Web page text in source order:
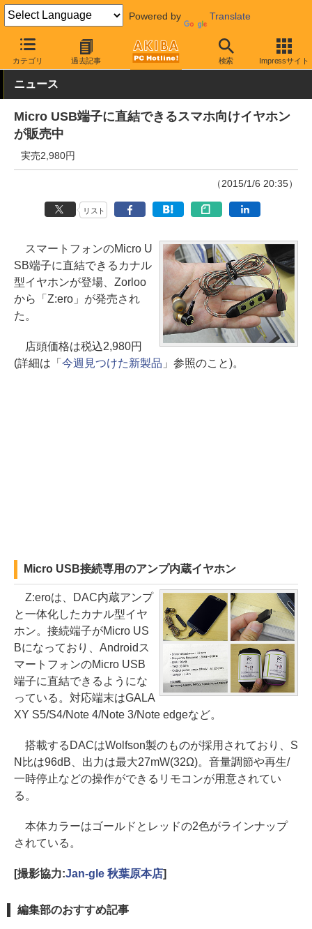
Powered by Translate
カテゴリ 過去記事 検索 Impressサイト
AKIBA PC Hotline! モバイル スマホアクセサリ その他
ニュース
Micro USB端子に直結できるスマホ向けイヤホン
が販売中
実売2,980円
（2015/1/6 20:35）
リスト
スマートフォンのMicro U
SB端子に直結できるカナル
型イヤホンが登場、Zorloo
から「Z:ero」が発売され
た。
店頭価格は税込2,980円
(詳細は「 今週見つけた新製品 」参照のこと)。
Micro USB接続専用のアンプ内蔵イヤホン
Z:eroは、DAC内蔵アンプ
と一体化したカナル型イヤ
ホン。接続端子がMicro US
Bになっており、Androidス
マートフォンのMicro USB
端子に直結できるようにな
っている。対応端末はGALA
XY S5/S4/Note 4/Note 3/Note edgeなど。
搭載するDACはWolfson製のものが採用されており、S
N比は96dB、出力は最大27mW(32Ω)。音量調節や再生/
一時停止などの操作ができるリモコンが用意されてい
る。
本体カラーはゴールドとレッドの2色がラインナップ
されている。
[撮影協力:Jan-gle 秋葉原本店]
編集部のおすすめ記事